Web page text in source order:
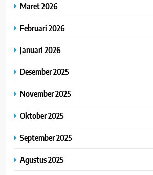
Maret 2026
Februari 2026
Januari 2026
Desember 2025
November 2025
Oktober 2025
September 2025
Agustus 2025